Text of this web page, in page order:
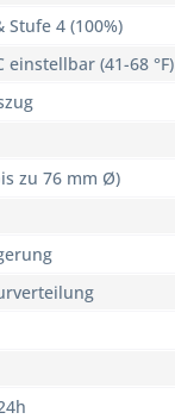
Stufe 4 (100%)
(41-68 °F)
zu 76 mm Ø)